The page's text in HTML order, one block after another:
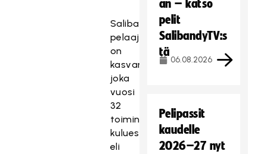
Salibandyliiton
pelaajamäärä
on
kasvanut
joka
vuosi
32
toimintavuoden
kuluessa
eli
an – katso
pelit
SalibandyTV:s
tä
06.08.2026
Pelipassit
kaudelle
2026–27 nyt